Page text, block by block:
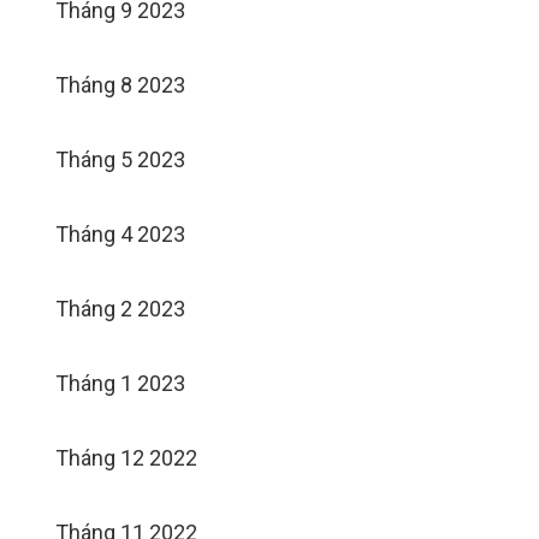
Tháng 9 2023
Tháng 8 2023
Tháng 5 2023
Tháng 4 2023
Tháng 2 2023
Tháng 1 2023
Tháng 12 2022
Tháng 11 2022